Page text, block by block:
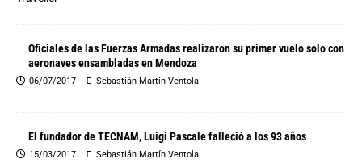
Oficiales de las Fuerzas Armadas realizaron su primer vuelo solo con
aeronaves ensambladas en Mendoza
06/07/2017 Sebastián Martín Ventola
El fundador de TECNAM, Luigi Pascale falleció a los 93 años
15/03/2017 Sebastián Martín Ventola